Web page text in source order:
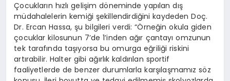
Çocukların hızlı gelişim döneminde yapılan dış
müdahalelerin kemiği şekillendirdiğini kaydeden Doç.
Dr. Ercan Hassa, şu bilgileri verdi: “Örneğin okula giden
çocuklar kilosunun 7’de 1’inden ağır çantayı omzunun
tek tarafında taşıyorsa bu omurga eğriliği riskini
artırabilir. Halter gibi ağırlık kaldırılan sportif
faaliyetlerde de benzer durumlarla karşılaşmamız söz